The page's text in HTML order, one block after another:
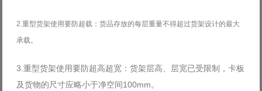
2.重型货架使用要防超载：货品存放的每层重量不得超过货架设计的最大
承载。
3.重型货架使用要防超高超宽：货架层高、层宽已受限制，卡板
及货物的尺寸应略小于净空间100mm。